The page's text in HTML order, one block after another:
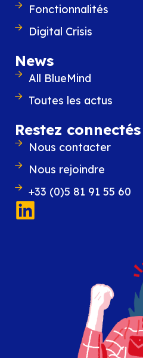
Fonctionnalités
Digital Crisis
News
All BlueMind
Toutes les actus
Restez connectés
Nous contacter
Nous rejoindre
+33 (0)5 81 91 55 60